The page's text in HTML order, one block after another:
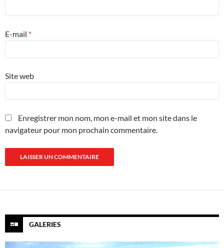
E-mail *
Site web
Enregistrer mon nom, mon e-mail et mon site dans le
navigateur pour mon prochain commentaire.
GALERIES